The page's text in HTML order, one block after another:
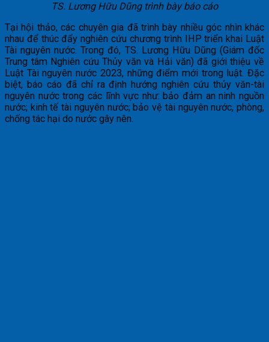
TS. Lương Hữu Dũng trình bày báo cáo
Tại hội thảo, các chuyên gia đã trình bày nhiều góc nhìn khác
nhau để thúc đẩy nghiên cứu chương trình IHP triển khai Luật
Tài nguyên nước. Trong đó, TS. Lương Hữu Dũng (Giám đốc
Trung tâm Nghiên cứu Thủy văn và Hải văn) đã giới thiệu về
Luật Tài nguyên nước 2023, những điểm mới trong luật. Đặc
biệt, báo cáo đã chỉ ra định hướng nghiên cứu thủy văn-tài
nguyên nước trong các lĩnh vực như: bảo đảm an ninh nguồn
nước; kinh tế tài nguyên nước; bảo vệ tài nguyên nước, phòng,
chống tác hại do nước gây nên.